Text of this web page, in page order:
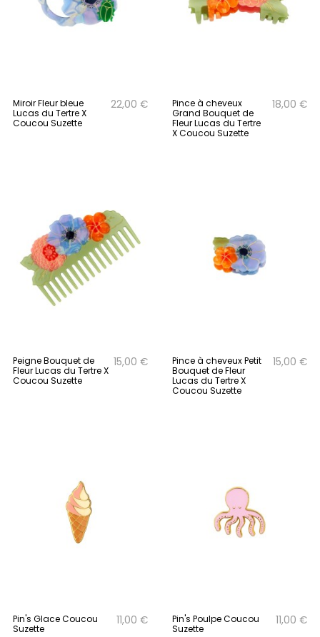
Miroir Fleur bleue
Lucas du Tertre X
Coucou Suzette
22,00 €
Pince à cheveux
Grand Bouquet de
Fleur Lucas du Tertre
X Coucou Suzette
18,00 €
Peigne Bouquet de
Fleur Lucas du Tertre X
Coucou Suzette
15,00 €
Pince à cheveux Petit
Bouquet de Fleur
Lucas du Tertre X
Coucou Suzette
15,00 €
Pin's Glace Coucou
Suzette
11,00 €
Pin's Poulpe Coucou
Suzette
11,00 €